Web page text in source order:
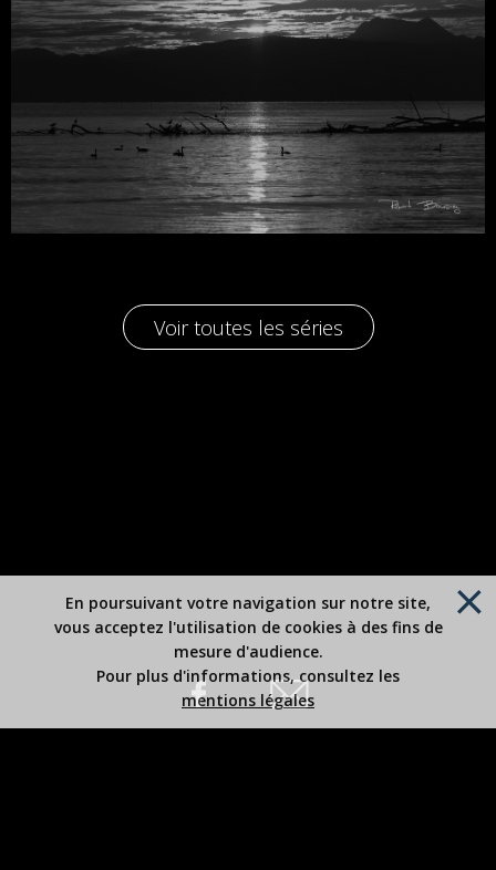
Voir toutes les séries
En poursuivant votre navigation sur notre site,
vous acceptez l'utilisation de cookies à des fins de
mesure d'audience.
Pour plus d'informations, consultez les
mentions légales